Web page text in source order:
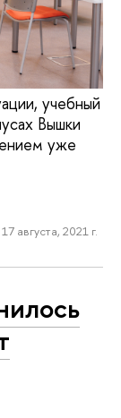
учебный
Вышки
уже
17 августа, 2021 г.